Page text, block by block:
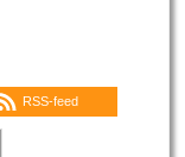
RSS-feed